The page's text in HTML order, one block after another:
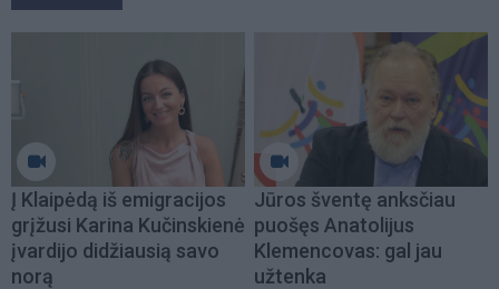
Į Klaipėdą iš emigracijos
grįžusi Karina Kučinskienė
įvardijo didžiausią savo
norą
Jūros šventę anksčiau
puošęs Anatolijus
Klemencovas: gal jau
užtenka